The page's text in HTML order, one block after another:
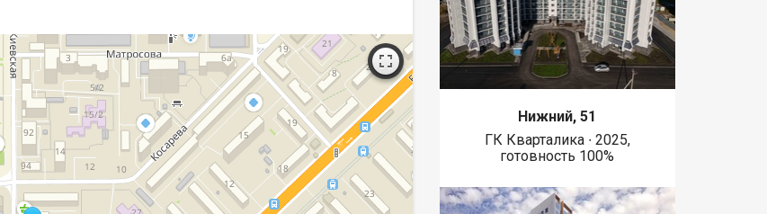
Нижний, 51
ГК Кварталика ∙ 2025,
готовность 100%